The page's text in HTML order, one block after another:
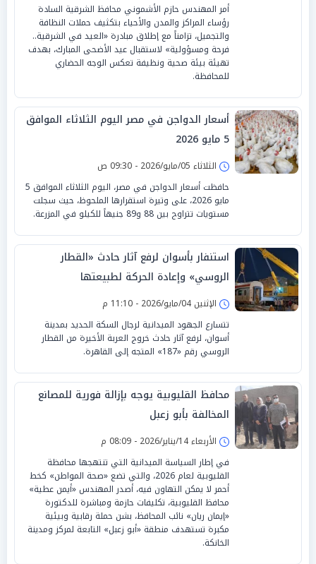
أمر المهندس حازم الأشموني محافظ الشرقية السادة
رؤساء المراكز والمدن والأحياء بتكثيف حملات النظافة
والتجميل، تزامناً مع إطلاق مبادرة «العيد في الشرقية..
فرحة ومسؤولية» لاستقبال عيد الأضحى المبارك، بهدف
تهيئة بيئة صحية ونظيفة تعكس الوجه الحضاري
للمحافظة.
أسعار الدواجن في مصر اليوم الثلاثاء الموافق
5 مايو 2026
الثلاثاء 05/مايو/2026 - 09:30 ص
حافظت أسعار الدواجن في مصر، اليوم الثلاثاء الموافق 5
مايو 2026، على وتيرة استقرارها الملحوظ، حيث سجلت
مستويات تتراوح بين 88 و89 جنيهاً للكيلو في المزرعة.
استنفار بأسوان لرفع آثار حادث «القطار
الروسي» وإعادة الحركة لطبيعتها
الإثنين 04/مايو/2026 - 11:10 م
تتسارع الجهود الميدانية لرجال السكة الحديد بمدينة
أسوان، لرفع آثار حادث خروج العربة الأخيرة من القطار
الروسي رقم «187» المتجه إلى القاهرة.
محافظ القليوبية يوجه بإزالة فورية للمصانع
المخالفة بأبو زعبل
الأربعاء 14/يناير/2026 - 08:09 م
في إطار السياسة الميدانية التي تنتهجها محافظة
القليوبية لعام 2026، والتي تضع «صحة المواطن» كخط
أحمر لا يمكن التهاون فيه، أصدر المهندس «أيمن عطية»
محافظ القليوبية، تكليفات حازمة ومباشرة للدكتورة
«إيمان ريان» نائب المحافظ، بشن حملة رقابية وبيئية
مكبرة تستهدف منطقة «أبو زعبل» التابعة لمركز ومدينة
الخانكة.